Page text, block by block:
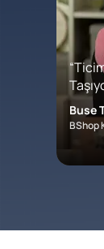
Buse
BShop